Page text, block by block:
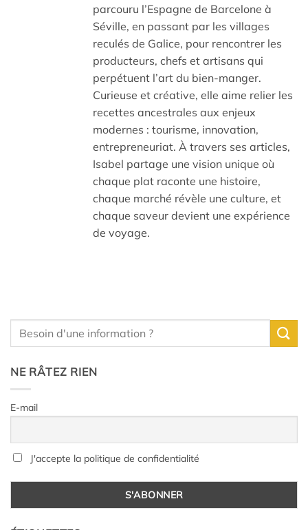
parcouru l’Espagne de Barcelone à
Séville, en passant par les villages
reculés de Galice, pour rencontrer les
producteurs, chefs et artisans qui
perpétuent l’art du bien-manger.
Curieuse et créative, elle aime relier les
recettes ancestrales aux enjeux
modernes : tourisme, innovation,
entrepreneuriat. À travers ses articles,
Isabel partage une vision unique où
chaque plat raconte une histoire,
chaque marché révèle une culture, et
chaque saveur devient une expérience
de voyage.
NE RÂTEZ RIEN
E-mail
J'accepte la politique de confidentialité